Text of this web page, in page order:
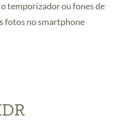
temporizador ou fones de
fotos no smartphone